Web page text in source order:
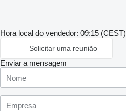
Hora local do vendedor: 09:15 (CEST)
Solicitar uma reunião
Enviar a mensagem